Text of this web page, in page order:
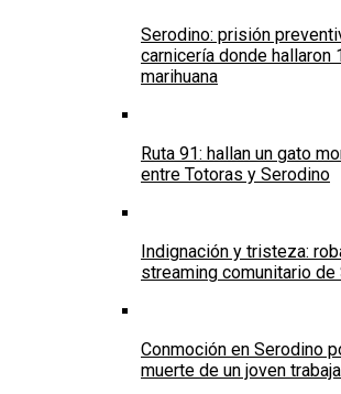
Serodino: prisión
carnicería donde hallaron
marihuana
Ruta 91: hallan un gato
entre Totoras y Serodino
Indignación y tristeza:
streaming comunitario de
Conmoción en Serodino
muerte de un joven